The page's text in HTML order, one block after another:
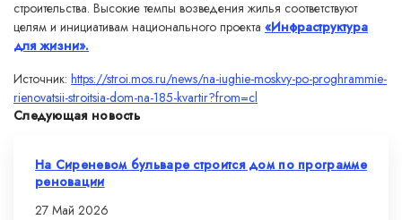
строительства. Высокие темпы возведения жилья соответствуют
целям и инициативам национального проекта «Инфраструктура
для жизни».
Источник: https://stroi.mos.ru/news/na-iughie-moskvy-po-proghrammie-
rienovatsii-stroitsia-dom-na-185-kvartir?from=cl
Следующая новость
На Сиреневом бульваре строится дом по программе
реновации
27 Май 2026